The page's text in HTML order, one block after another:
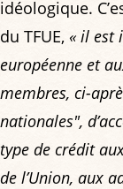
idéologique.
du TFUE, « il est
européenne et
membres, ci-
nationales",
type de crédit
de l’Union, aux